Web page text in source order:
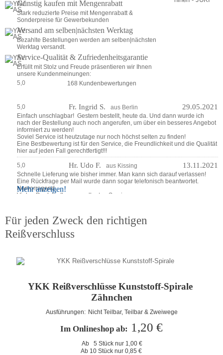
Günstig kaufen mit Mengenrabatt
Stark reduzierte Preise mit Mengenrabatt &
Sonderpreise für Gewerbekunden
Versand am selben|nächsten Werktag
Bezahlte Bestellungen werden am selben|nächsten
Werktag versandt.
Service-Qualität & Zufriedenheitsgarantie
Erfüllt mit Stolz und Freude präsentieren wir Ihnen
unsere Kundenmeinungen:
5,0
168 Kundenbewertungen
Mehr anzeigen!
5,0 Fr. Ingrid S. aus Berlin 29.05.2021
Einfach unschlagbar!  Gestern bestellt, heute da. Und dann wurde ich
nach der Bestellung auch noch angerufen, um über ein besseres Angebot
informiert zu werden!
Soviel Service ist heutzutage nur noch höchst selten zu finden!
Eine Bestbewertung ist für den Service, die Freundlichkeit und die Qualität
hier auf jeden Fall gerechtfertigt!!!
5,0 Hr. Udo F. aus Kissing 13.11.2021
Schnelle Lieferung wie bisher immer. Man kann sich darauf verlassen!
Eine Rückfrage per Mail wurde dann sogar telefonisch beantwortet.
Hervorragend.
Vielen Dank für Ihren exzellenten Service.
Für jeden Zweck den richtigen
Reißverschluss
YKK Reißverschlüsse Kunststoff-Spirale
Zähnchen
Ausführungen: Nicht Teilbar, Teilbar & Zweiwege
Im Onlineshop ab: 1,20 €
Ab   5 Stück nur 1,00 €
Ab 10 Stück nur 0,85 €